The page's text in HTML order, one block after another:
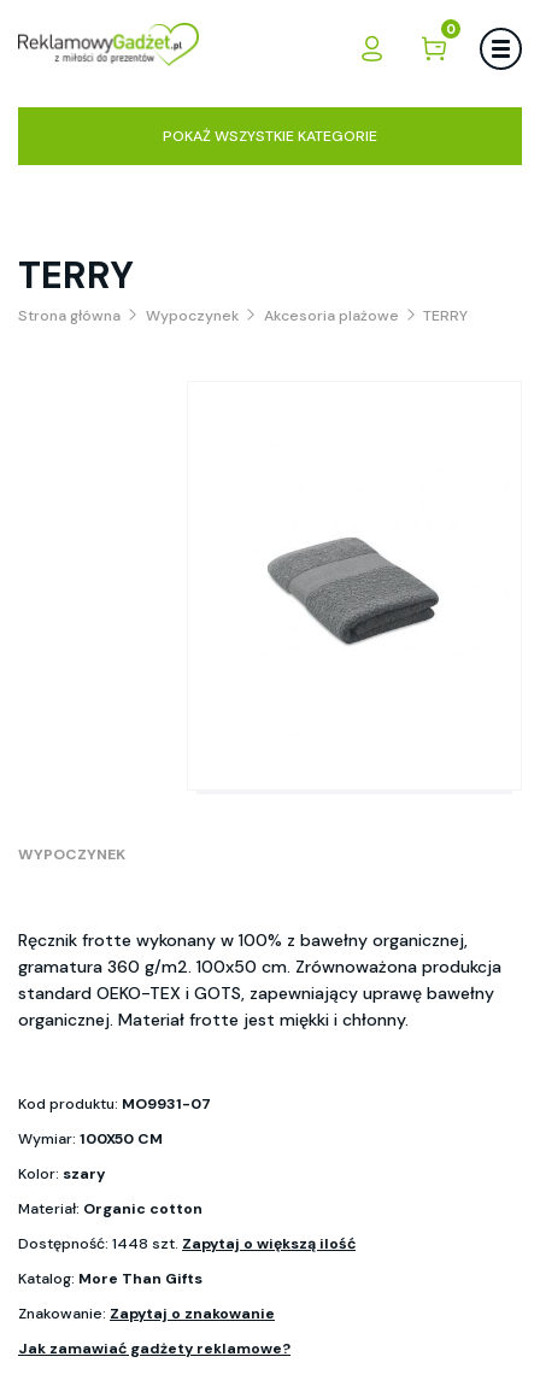
0
POKAŻ WSZYSTKIE KATEGORIE
TERRY
Strona główna Wypoczynek Akcesoria plażowe TERRY
WYPOCZYNEK
Ręcznik frotte wykonany w 100% z bawełny organicznej,
gramatura 360 g/m2. 100x50 cm. Zrównoważona produkcja
standard OEKO-TEX i GOTS, zapewniający uprawę bawełny
organicznej. Materiał frotte jest miękki i chłonny.
Kod produktu: MO9931-07
Wymiar: 100X50 CM
Kolor: szary
Materiał: Organic cotton
Dostępność: 1448 szt. Zapytaj o większą ilość
Katalog: More Than Gifts
Znakowanie: Zapytaj o znakowanie
Jak zamawiać gadżety reklamowe?